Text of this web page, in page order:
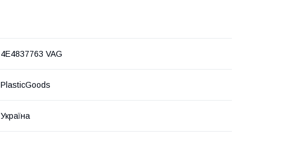
4E4837763 VAG
PlasticGoods
Україна